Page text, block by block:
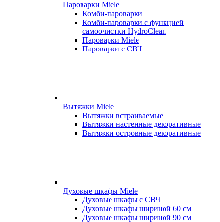
Пароварки Miele
Комби-пароварки
Комби-пароварки с функцией
самоочистки HydroClean
Пароварки Miele
Пароварки с СВЧ
Вытяжки Miele
Вытяжки встраиваемые
Вытяжки настенные декоративные
Вытяжки островные декоративные
Духовые шкафы Miele
Духовые шкафы с СВЧ
Духовые шкафы шириной 60 см
Духовые шкафы шириной 90 см